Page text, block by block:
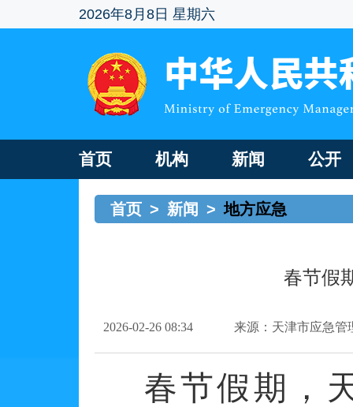
2026年8月8日 星期六
首页 机构 新闻 公开
首页 > 新闻 > 地方应急
春节假
2026-02-26 08:34 来源：天津市应急管
春节假期，